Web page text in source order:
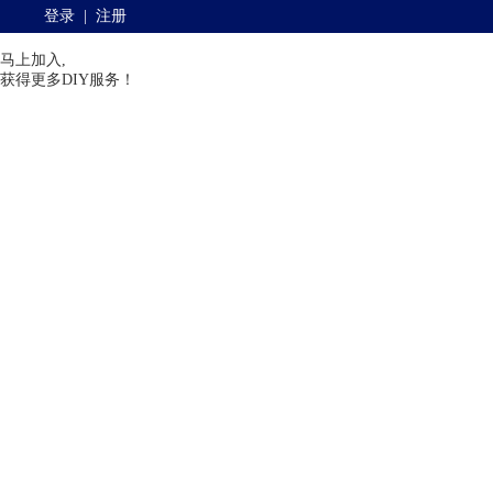
登录 注册
马上加入,
获得更多DIY服务！